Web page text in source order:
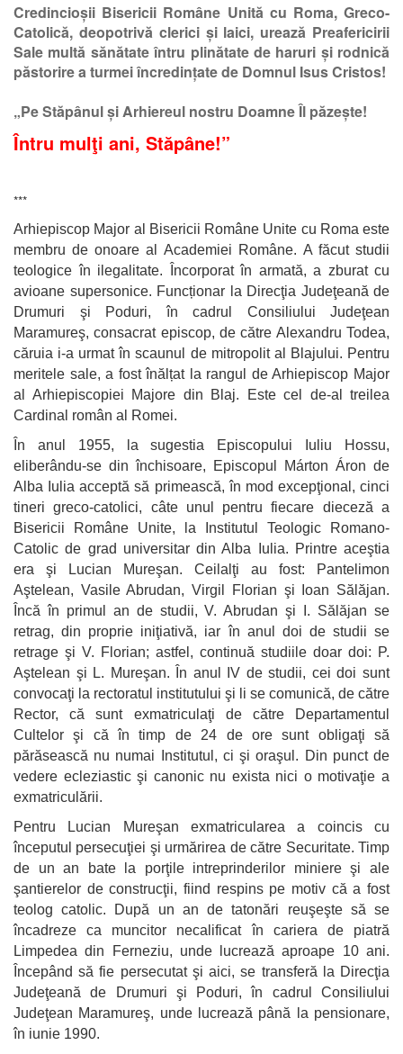
Credincioșii Bisericii Române Unită cu Roma, Greco-
Catolică, deopotrivă clerici și laici, urează Preafericirii
Sale multă sănătate întru plinătate de haruri și rodnică
păstorire a turmei încredințate de Domnul Isus Cristos!
„Pe Stăpânul și Arhiereul nostru Doamne Îl păzește!
Întru mulţi ani, Stăpâne!”
***
Arhiepiscop Major al Bisericii Române Unite cu Roma este
membru de onoare al Academiei Române. A făcut studii
teologice în ilegalitate. Încorporat în armată, a zburat cu
avioane supersonice. Funcționar la Direcţia Judeţeană de
Drumuri şi Poduri, în cadrul Consiliului Judeţean
Maramureş, consacrat episcop, de către Alexandru Todea,
căruia i-a urmat în scaunul de mitropolit al Blajului. Pentru
meritele sale, a fost înălțat la rangul de Arhiepiscop Major
al Arhiepiscopiei Majore din Blaj. Este cel de-al treilea
Cardinal român al Romei.
În anul 1955, la sugestia Episcopului Iuliu Hossu,
eliberându-se din închisoare, Episcopul Márton Áron de
Alba Iulia acceptă să primească, în mod excepţional, cinci
tineri greco-catolici, câte unul pentru fiecare dieceză a
Bisericii Române Unite, la Institutul Teologic Romano-
Catolic de grad universitar din Alba Iulia. Printre aceştia
era şi Lucian Mureşan. Ceilalţi au fost: Pantelimon
Aştelean, Vasile Abrudan, Virgil Florian şi Ioan Sălăjan.
Încă în primul an de studii, V. Abrudan şi I. Sălăjan se
retrag, din proprie iniţiativă, iar în anul doi de studii se
retrage şi V. Florian; astfel, continuă studiile doar doi: P.
Aştelean şi L. Mureşan. În anul IV de studii, cei doi sunt
convocaţi la rectoratul institutului şi li se comunică, de către
Rector, că sunt exmatriculaţi de către Departamentul
Cultelor şi că în timp de 24 de ore sunt obligaţi să
părăsească nu numai Institutul, ci şi oraşul. Din punct de
vedere ecleziastic şi canonic nu exista nici o motivaţie a
exmatriculării.
Pentru Lucian Mureşan exmatricularea a coincis cu
începutul persecuţiei şi urmărirea de către Securitate. Timp
de un an bate la porţile intreprinderilor miniere şi ale
şantierelor de construcţii, fiind respins pe motiv că a fost
teolog catolic. După un an de tatonări reuşeşte să se
încadreze ca muncitor necalificat în cariera de piatră
Limpedea din Ferneziu, unde lucrează aproape 10 ani.
Începând să fie persecutat şi aici, se transferă la Direcţia
Judeţeană de Drumuri şi Poduri, în cadrul Consiliului
Judeţean Maramureş, unde lucrează până la pensionare,
în iunie 1990.